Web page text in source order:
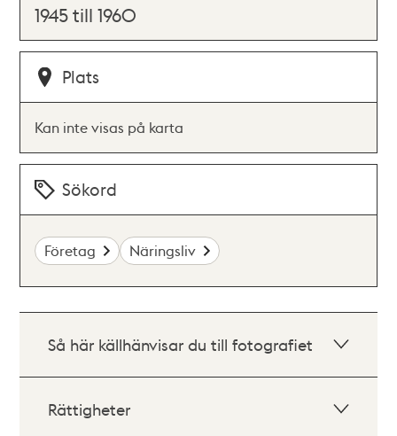
1945 till 1960
Plats
Kan inte visas på karta
Sökord
Företag Näringsliv
Så här källhänvisar du till fotografiet
Rättigheter